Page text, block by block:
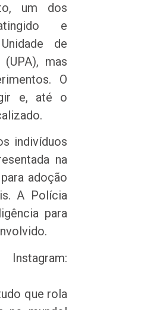
um dos
e
de
mas
O
e, até o
indivíduos
na
adoção
A Polícia
para
que rola